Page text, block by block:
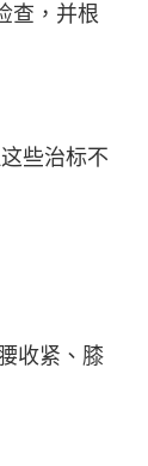
查，并根
些治标不
收紧、膝